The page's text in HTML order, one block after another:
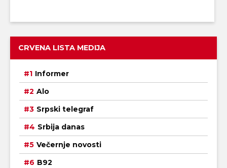
CRVENA LISTA MEDIJA
Informer
Alo
Srpski telegraf
Srbija danas
Večernje novosti
B92